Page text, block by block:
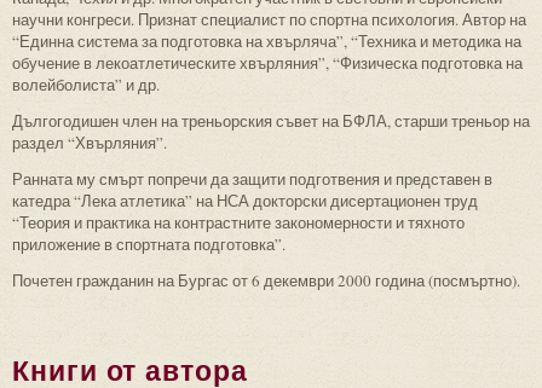
научни конгреси. Признат специалист по спортна психология. Автор на
“Единна система за подготовка на хвърляча”, “Техника и методика на
обучение в лекоатлетическите хвърляния”, “Физическа подготовка на
волейболиста” и др.
Дългогодишен член на треньорския съвет на БФЛА, старши треньор на
раздел “Хвърляния”.
Ранната му смърт попречи да защити подготвения и представен в
катедра “Лека атлетика” на НСА докторски дисертационен труд
“Теория и практика на контрастните закономерности и тяхното
приложение в спортната подготовка”.
Почетен гражданин на Бургас от 6 декември 2000 година (посмъртно).
Книги от автора